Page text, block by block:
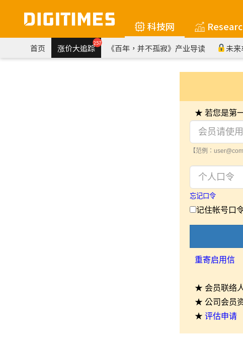
科技网
首页 涨价大追踪257 《百年，并不孤寂》产业导读 未
★ 若您是第
【范例：
忘记口令
记住帐号口
重寄启用信
★ 会员联络
★ 公司会员
★ 评估申请